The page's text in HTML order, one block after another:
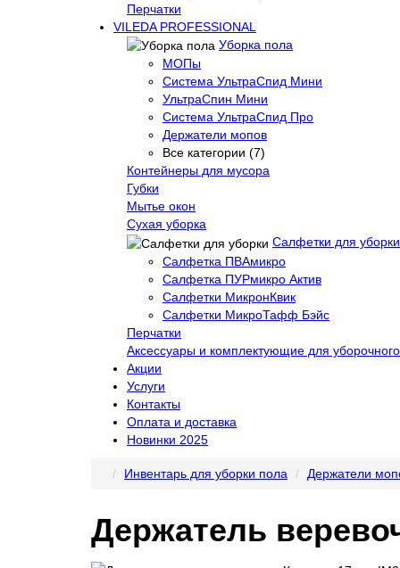
Перчатки
VILEDA PROFESSIONAL
Уборка пола
МОПы
Система УльтраСпид Мини
УльтраСпин Мини
Система УльтраСпид Про
Держатели мопов
Все категории (7)
Контейнеры для мусора
Губки
Мытье окон
Сухая уборка
Салфетки для уборки
Салфетка ПВАмикро
Салфетка ПУРмикро Актив
Салфетки МикронКвик
Салфетки МикроТафф Бэйс
Перчатки
Аксессуары и комплектующие для
Акции
Услуги
Контакты
Оплата и доставка
Новинки 2025
Инвентарь для уборки пола Держатели
Держатель